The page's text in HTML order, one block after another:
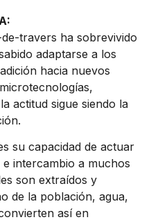
travers ha sobrevivido
adaptarse a los
hacia nuevos
actitud sigue siendo la
su capacidad de actuar
intercambio a muchos
son extraídos y
de la población, agua,
así en